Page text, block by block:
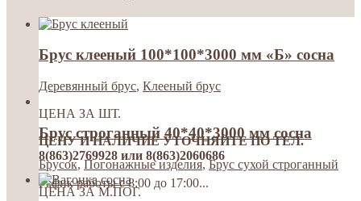
Брус клееный 100*100*3000 мм «Б» сосна
Деревянный брус, Клееный брус
ЦЕНА ЗА ШТ.
ЦЕНУ И НАЛИЧИЕ УТОЧНЯЙТЕ ПО ТЕЛ.
8(863)2769928 или 8(863)2060686
Гафик работы с 8:00 до 17:00...
Брус строганный 40*40*3000 мм сосна
Брусок,Погонажные изделия,Брус сухой строганный
ЦЕНА ЗА М.ПОГ.